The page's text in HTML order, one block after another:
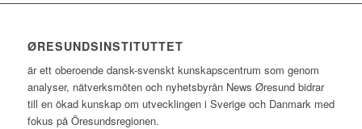
ØRESUNDSINSTITUTTET
är ett oberoende dansk-svenskt kunskapscentrum som genom
analyser, nätverksmöten och nyhetsbyrån News Øresund bidrar
till en ökad kunskap om utvecklingen i Sverige och Danmark med
fokus på Öresundsregionen.